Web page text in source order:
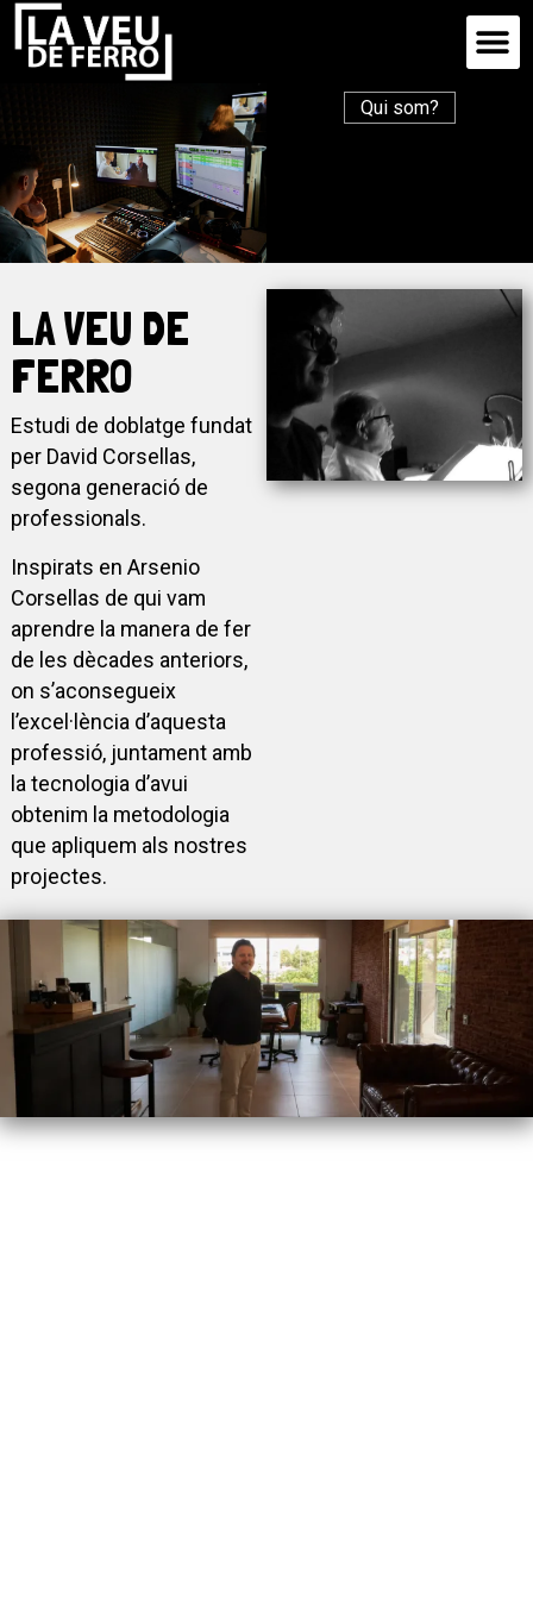
Qui som?
LA VEU DE
FERRO
Estudi de doblatge fundat
per David Corsellas,
segona generació de
professionals.
Inspirats en Arsenio
Corsellas de qui vam
aprendre la manera de fer
de les dècades anteriors,
on s’aconsegueix
l’excel·lència d’aquesta
professió, juntament amb
la tecnologia d’avui
obtenim la metodologia
que apliquem als nostres
projectes.